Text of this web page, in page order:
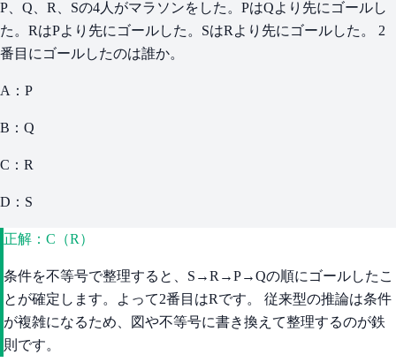
P、Q、R、Sの4人がマラソンをした。PはQより先にゴールし
た。RはPより先にゴールした。SはRより先にゴールした。 2
番目にゴールしたのは誰か。
A：P
B：Q
C：R
D：S
正解：C（R）
条件を不等号で整理すると、S→R→P→Qの順にゴールしたこ
とが確定します。よって2番目はRです。 従来型の推論は条件
が複雑になるため、図や不等号に書き換えて整理するのが鉄
則です。